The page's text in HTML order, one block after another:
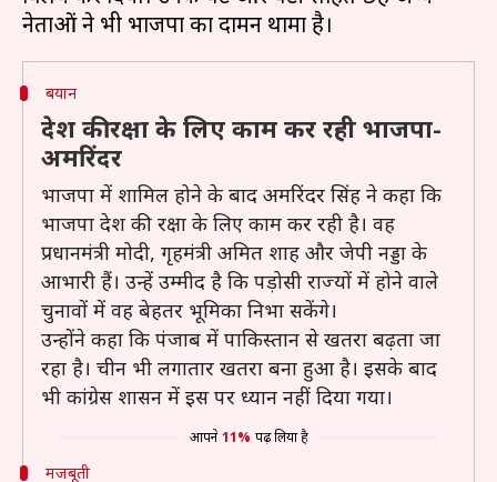
बयान
देश की रक्षा के लिए काम कर रही भाजपा-
अमरिंदर
भाजपा में शामिल होने के बाद अमरिंदर सिंह ने कहा कि
भाजपा देश की रक्षा के लिए काम कर रही है। वह
प्रधानमंत्री मोदी, गृहमंत्री अमित शाह और जेपी नड्डा के
आभारी हैं। उन्हें उम्मीद है कि पड़ोसी राज्यों में होने वाले
चुनावों में वह बेहतर भूमिका निभा सकेंगे।
उन्होंने कहा कि पंजाब में पाकिस्तान से खतरा बढ़ता जा
रहा है। चीन भी लगातार खतरा बना हुआ है। इसके बाद
भी कांग्रेस शासन में इस पर ध्यान नहीं दिया गया।
आपने 11% पढ़ लिया है
मजबूती